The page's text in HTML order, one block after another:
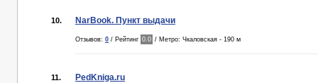
10. NarBook. Пункт выдачи
Отзывов: 0 / Рейтинг 0.0 / Метро: Чкаловская - 190 м
11. PedKniga.ru